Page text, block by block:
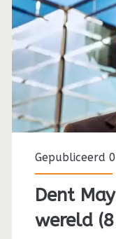
Gepubliceerd
Dent
wereld